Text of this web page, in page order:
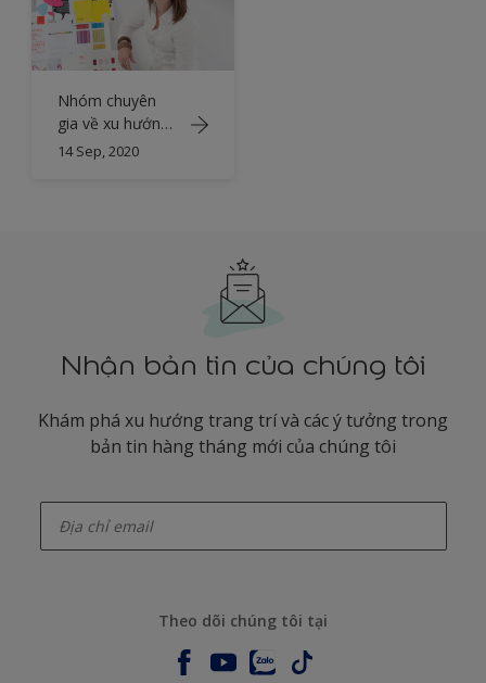
Nhóm chuyên
gia về xu hướng
màu sắc
14 Sep, 2020
Nhận bản tin của chúng tôi
Khám phá xu hướng trang trí và các ý tưởng trong
bản tin hàng tháng mới của chúng tôi
Theo dõi chúng tôi tại